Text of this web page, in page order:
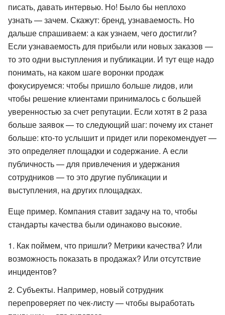
писать, давать интервью. Но! Было бы неплохо
узнать — зачем. Скажут: бренд, узнаваемость. Но
дальше спрашиваем: а как узнаем, чего достигли?
Если узнаваемость для прибыли или новых заказов —
то это одни выступления и публикации. И тут еще надо
понимать, на каком шаге воронки продаж
фокусируемся: чтобы пришло больше лидов, или
чтобы решение клиентами принималось с большей
уверенностью за счет репутации. Если хотят в 2 раза
больше заявок — то следующий шаг: почему их станет
больше: кто-то услышит и придет или порекомендует —
это определяет площадки и содержание. А если
публичность — для привлечения и удержания
сотрудников — то это другие публикации и
выступления, на других площадках.
Еще пример. Компания ставит задачу на то, чтобы
стандарты качества были одинаково высокие.
Как поймем, что пришли? Метрики качества? Или
возможность показать в продажах? Или отсутствие
инцидентов?
Субъекты. Например, новый сотрудник
перепроверяет по чек-листу — чтобы выработать